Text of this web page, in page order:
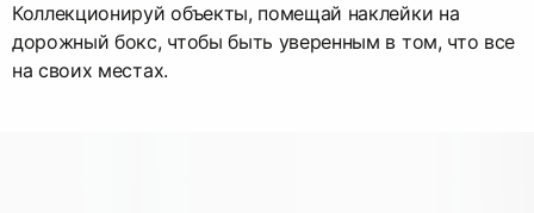
Коллекционируй объекты, помещай наклейки на
дорожный бокс, чтобы быть уверенным в том, что все
на своих местах.